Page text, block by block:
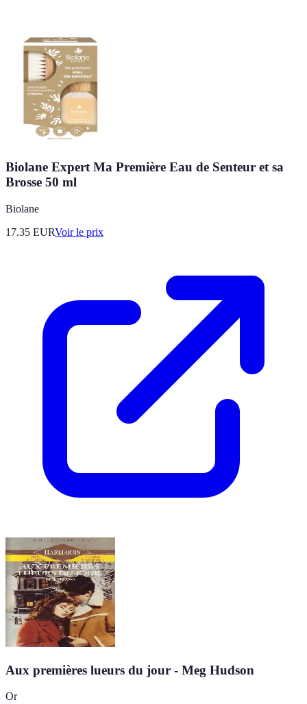
Biolane Expert Ma Première Eau de Senteur et sa
Brosse 50 ml
Biolane
17.35 EURVoir le prix
Aux premières lueurs du jour - Meg Hudson
Or